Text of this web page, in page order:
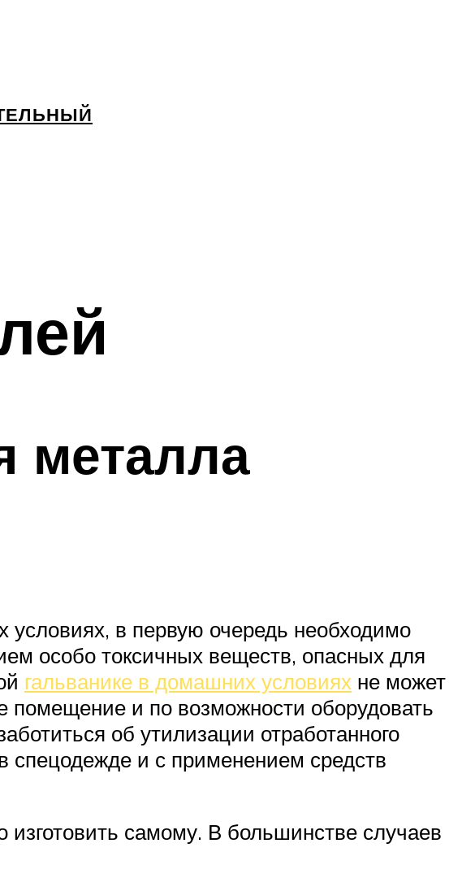
металла
условиях, в первую очередь необходимо
особо токсичных веществ, опасных для
гальванике в домашних условиях не может
и по возможности оборудовать
об утилизации отработанного
спецодежде и с применением средств
самому. В большинстве случаев